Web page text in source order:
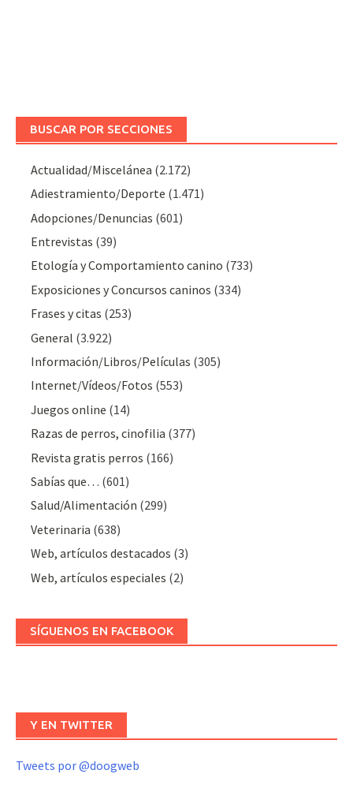
BUSCAR POR SECCIONES
Actualidad/Miscelánea (2.172)
Adiestramiento/Deporte (1.471)
Adopciones/Denuncias (601)
Entrevistas (39)
Etología y Comportamiento canino (733)
Exposiciones y Concursos caninos (334)
Frases y citas (253)
General (3.922)
Información/Libros/Películas (305)
Internet/Vídeos/Fotos (553)
Juegos online (14)
Razas de perros, cinofilia (377)
Revista gratis perros (166)
Sabías que… (601)
Salud/Alimentación (299)
Veterinaria (638)
Web, artículos destacados (3)
Web, artículos especiales (2)
SÍGUENOS EN FACEBOOK
Y EN TWITTER
Tweets por @doogweb